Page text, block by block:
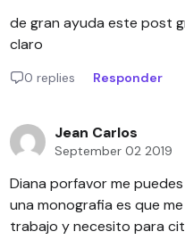
de gran ayuda este post
claro
0 replies Responder
Jean Carlos
September 02 2019
Diana porfavor me
una monografia es que
trabajo y necesito para